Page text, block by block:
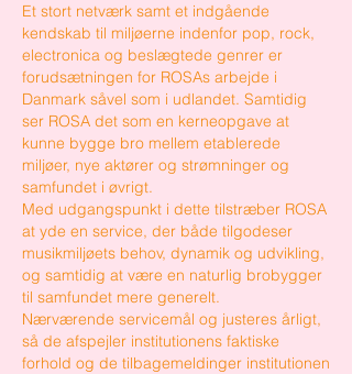
Et stort netværk samt et indgående
kendskab til miljøerne indenfor pop, rock,
electronica og beslægtede genrer er
forudsætningen for ROSAs arbejde i
Danmark såvel som i udlandet. Samtidig
ser ROSA det som en kerneopgave at
kunne bygge bro mellem etablerede
miljøer, nye aktører og strømninger og
samfundet i øvrigt.
Med udgangspunkt i dette tilstræber ROSA
at yde en service, der både tilgodeser
musikmiljøets behov, dynamik og udvikling,
og samtidig at være en naturlig brobygger
til samfundet mere generelt.
Nærværende servicemål og justeres årligt,
så de afspejler institutionens faktiske
forhold og de tilbagemeldinger institutionen